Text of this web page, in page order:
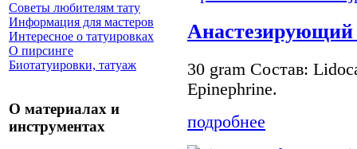
Советы любителям тату
Информация для мастеров
Интересное о татуировках
О пирсинге
Биотатуировки, татуаж
О материалах и
инструментах
Анастезирующий
30 gram Состав:
Epinephrine.
подробнее